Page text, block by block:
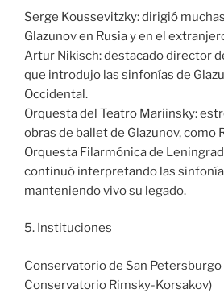
Serge Koussevitzky: dirigió
Glazunov en Rusia y en el
Artur Nikisch: destacado director
que introdujo las sinfonías de
Occidental.
Orquesta del Teatro Mariinsky:
obras de ballet de Glazunov, como
Orquesta Filarmónica de
continuó interpretando las
manteniendo vivo su legado.
5. Instituciones
Conservatorio de San Petersburgo
Conservatorio Rimsky-Korsakov)